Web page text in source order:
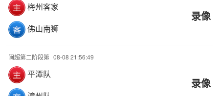
梅州客家
佛山南狮
录像
闽超第二阶段第 08-08 21:56:49
平潭队
录像